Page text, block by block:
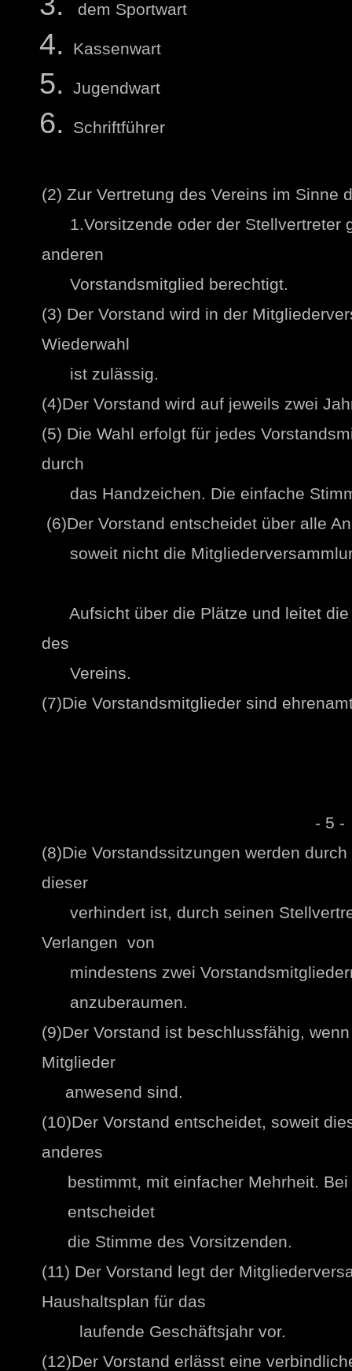
dem Sportwart
Kassenwart
Jugendwart
Schriftführer
(2) Zur Vertretung des Vereins im Sinne
1.Vorsitzende oder der Stellvertreter
anderen
Vorstandsmitglied berechtigt.
(3) Der Vorstand wird in der
Wiederwahl
ist zulässig.
(4)Der Vorstand wird auf jeweils zwei
(5) Die Wahl erfolgt für jedes
durch
das Handzeichen. Die einfache
(6)Der Vorstand entscheidet über alle
soweit nicht die
Aufsicht über die Plätze und leitet die
des
Vereins.
(7)Die Vorstandsmitglieder sind
- 5 -
(8)Die Vorstandssitzungen werden
dieser
verhindert ist, durch seinen
Verlangen von
mindestens zwei
anzuberaumen.
(9)Der Vorstand ist beschlussfähig,
Mitglieder
anwesend sind.
(10)Der Vorstand entscheidet, soweit
anderes
bestimmt, mit einfacher Mehrheit.
entscheidet
die Stimme des Vorsitzenden.
(11) Der Vorstand legt der
Haushaltsplan für das
laufende Geschäftsjahr vor.
(12)Der Vorstand erlässt eine